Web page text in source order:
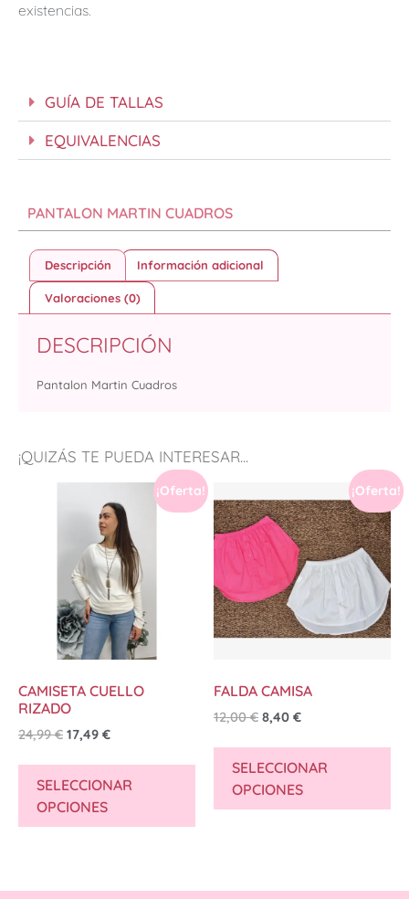
existencias.
GUÍA DE TALLAS
EQUIVALENCIAS
¡QUIZÁS TE PUEDA INTERESAR...
¡Oferta!
CAMISETA CUELLO
RIZADO
24,99€ 17,49 €
SELECCIONAR
OPCIONES
¡Oferta!
FALDA CAMISA
12,00€ 8,40 €
SELECCIONAR
OPCIONES
PANTALON MARTIN CUADROS
Descripción Información adicional
Valoraciones (0)
DESCRIPCIÓN
Pantalon Martin Cuadros